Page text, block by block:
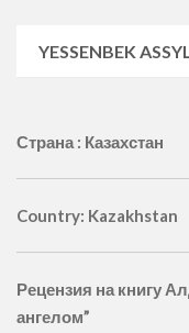
YESSENBEK
Страна : Казахстан
Country: Kazakhstan
Рецензия на книгу
ангелом”